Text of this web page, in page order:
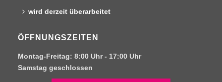
wird derzeit überarbeitet
ÖFFNUNGSZEITEN
Montag-Freitag:8:00 Uhr - 17:00 Uhr
Samstaggeschlossen